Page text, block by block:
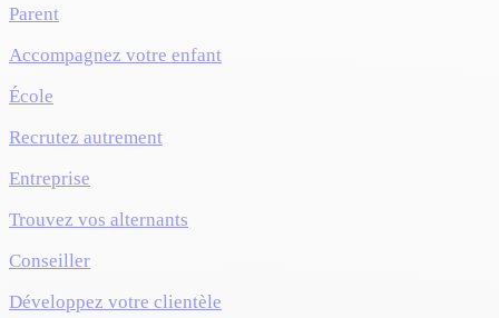
Parent
Accompagnez votre enfant
École
Recrutez autrement
Entreprise
Trouvez vos alternants
Conseiller
Développez votre clientèle